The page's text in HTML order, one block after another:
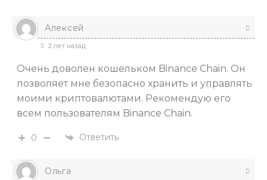
Алексей
2 лет назад
Очень доволен кошельком Binance Chain. Он
позволяет мне безопасно хранить и управлять
моими криптовалютами. Рекомендую его
всем пользователям Binance Chain.
0 Ответить
Ольга